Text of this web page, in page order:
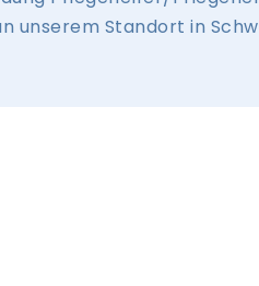
unserem Standort in